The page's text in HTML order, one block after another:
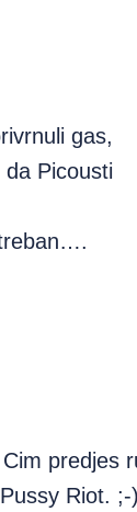
gas,
Picousti
predjes
Riot. ;-